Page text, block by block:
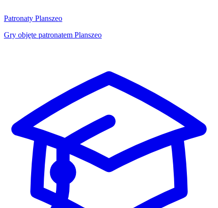
Patronaty Planszeo
Gry objęte patronatem Planszeo